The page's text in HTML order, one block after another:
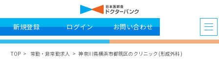
新規登録 ログイン お問い合わせ
TOP 常勤・非常勤求人 神奈川県横浜市都筑区のクリニック(形成外科)